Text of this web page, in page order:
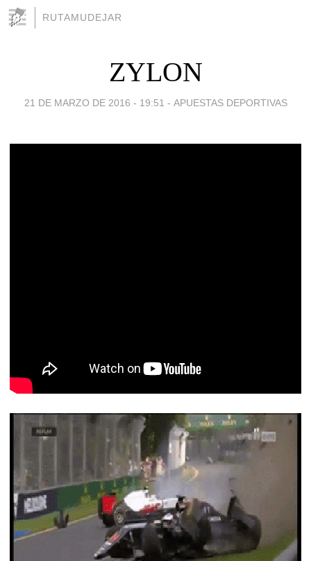
RUTAMUDEJAR
ZYLON
21 DE MARZO DE 2016 - 19:51 - APUESTAS DEPORTIVAS